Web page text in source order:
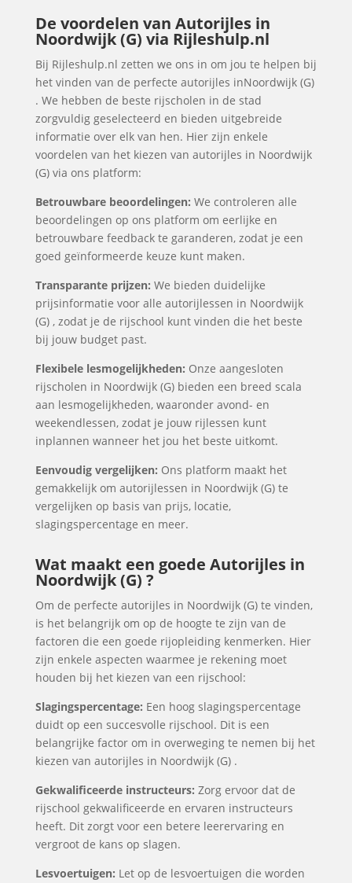
De voordelen van Autorijles in
Noordwijk (G) via Rijleshulp.nl
Bij Rijleshulp.nl zetten we ons in om jou te helpen bij
het vinden van de perfecte autorijles inNoordwijk (G)
. We hebben de beste rijscholen in de stad
zorgvuldig geselecteerd en bieden uitgebreide
informatie over elk van hen. Hier zijn enkele
voordelen van het kiezen van autorijles in Noordwijk
(G) via ons platform:
Betrouwbare beoordelingen: We controleren alle
beoordelingen op ons platform om eerlijke en
betrouwbare feedback te garanderen, zodat je een
goed geïnformeerde keuze kunt maken.
Transparante prijzen: We bieden duidelijke
prijsinformatie voor alle autorijlessen in Noordwijk
(G) , zodat je de rijschool kunt vinden die het beste
bij jouw budget past.
Flexibele lesmogelijkheden: Onze aangesloten
rijscholen in Noordwijk (G) bieden een breed scala
aan lesmogelijkheden, waaronder avond- en
weekendlessen, zodat je jouw rijlessen kunt
inplannen wanneer het jou het beste uitkomt.
Eenvoudig vergelijken: Ons platform maakt het
gemakkelijk om autorijlessen in Noordwijk (G) te
vergelijken op basis van prijs, locatie,
slagingspercentage en meer.
Wat maakt een goede Autorijles in
Noordwijk (G) ?
Om de perfecte autorijles in Noordwijk (G) te vinden,
is het belangrijk om op de hoogte te zijn van de
factoren die een goede rijopleiding kenmerken. Hier
zijn enkele aspecten waarmee je rekening moet
houden bij het kiezen van een rijschool:
Slagingspercentage: Een hoog slagingspercentage
duidt op een succesvolle rijschool. Dit is een
belangrijke factor om in overweging te nemen bij het
kiezen van autorijles in Noordwijk (G) .
Gekwalificeerde instructeurs: Zorg ervoor dat de
rijschool gekwalificeerde en ervaren instructeurs
heeft. Dit zorgt voor een betere leerervaring en
vergroot de kans op slagen.
Lesvoertuigen: Let op de lesvoertuigen die worden